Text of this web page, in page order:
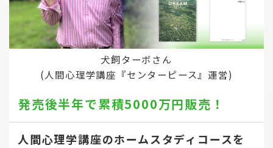
犬飼ターボさん
(人間心理学講座『センターピース』運営)
発売後半年で累積5000万円販売！
人間心理学講座のホームスタディコースを